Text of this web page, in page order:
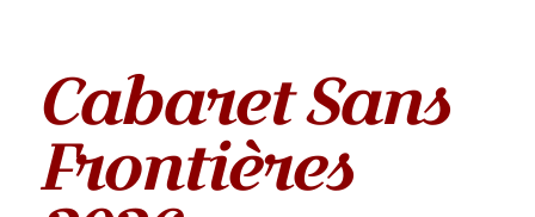
Cabaret Sans
Frontières